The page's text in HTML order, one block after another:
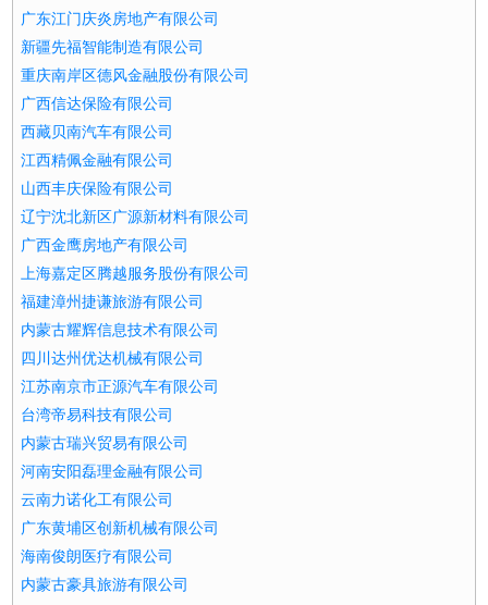
广东江门庆炎房地产有限公司
新疆先福智能制造有限公司
重庆南岸区德风金融股份有限公司
广西信达保险有限公司
西藏贝南汽车有限公司
江西精佩金融有限公司
山西丰庆保险有限公司
辽宁沈北新区广源新材料有限公司
广西金鹰房地产有限公司
上海嘉定区腾越服务股份有限公司
福建漳州捷谦旅游有限公司
内蒙古耀辉信息技术有限公司
四川达州优达机械有限公司
江苏南京市正源汽车有限公司
台湾帝易科技有限公司
内蒙古瑞兴贸易有限公司
河南安阳磊理金融有限公司
云南力诺化工有限公司
广东黄埔区创新机械有限公司
海南俊朗医疗有限公司
内蒙古豪具旅游有限公司